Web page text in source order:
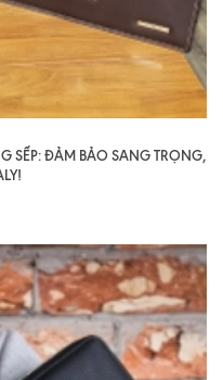
SẾP: ĐẢM BẢO SANG TRỌNG,